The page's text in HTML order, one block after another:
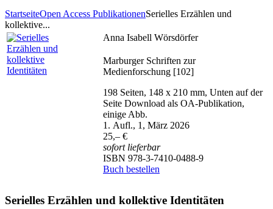
StartseiteOpen Access PublikationenSerielles Erzählen und
kollektive...
Anna Isabell Wörsdörfer
Marburger Schriften zur
Medienforschung [102]
198 Seiten, 148 x 210 mm, Unten auf der
Seite Download als OA-Publikation,
einige Abb.
1. Aufl., 1, März 2026
25,– €
sofort lieferbar
ISBN 978-3-7410-0488-9
Buch bestellen
Serielles Erzählen und kollektive Identitäten